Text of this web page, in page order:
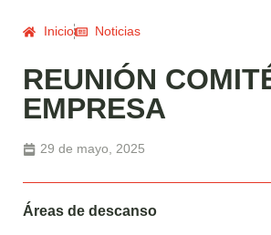
Inicio Noticias
REUNIÓN
EMPRESA
29 de mayo, 2025
Áreas de descanso